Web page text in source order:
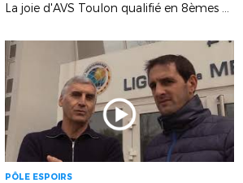
La joie d'AVS Toulon qualifié en 8èmes de la Coupe Nationale Futsal (Toulon)
PÔLE ESPOIRS